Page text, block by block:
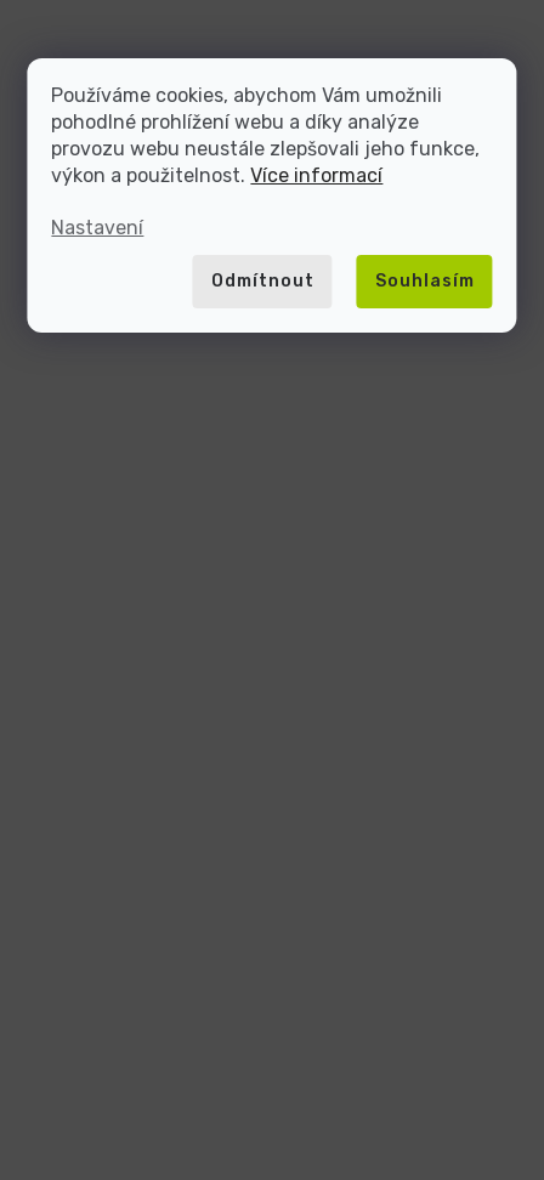
Používáme cookies, abychom Vám umožnili
pohodlné prohlížení webu a díky analýze
provozu webu neustále zlepšovali jeho funkce,
výkon a použitelnost.Více informací
Nastavení
Odmítnout Souhlasím